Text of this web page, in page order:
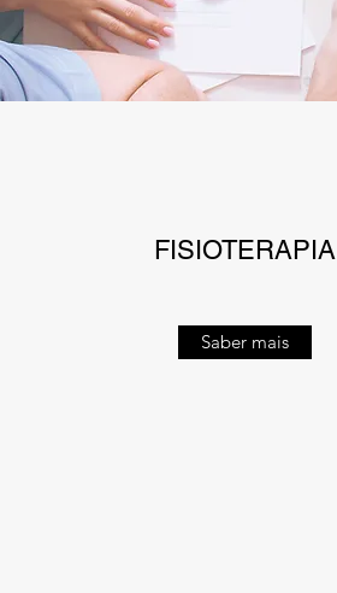
FISIOTERAPIA
Saber mais